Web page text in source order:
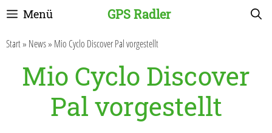
Zum
springen
GPS Radler
Menü
Start» News» Mio Cyclo Discover Pal vorgestellt
Mio Cyclo Discover
Pal vorgestellt